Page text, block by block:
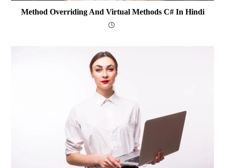
Method Overriding And Virtual Methods C# In Hindi